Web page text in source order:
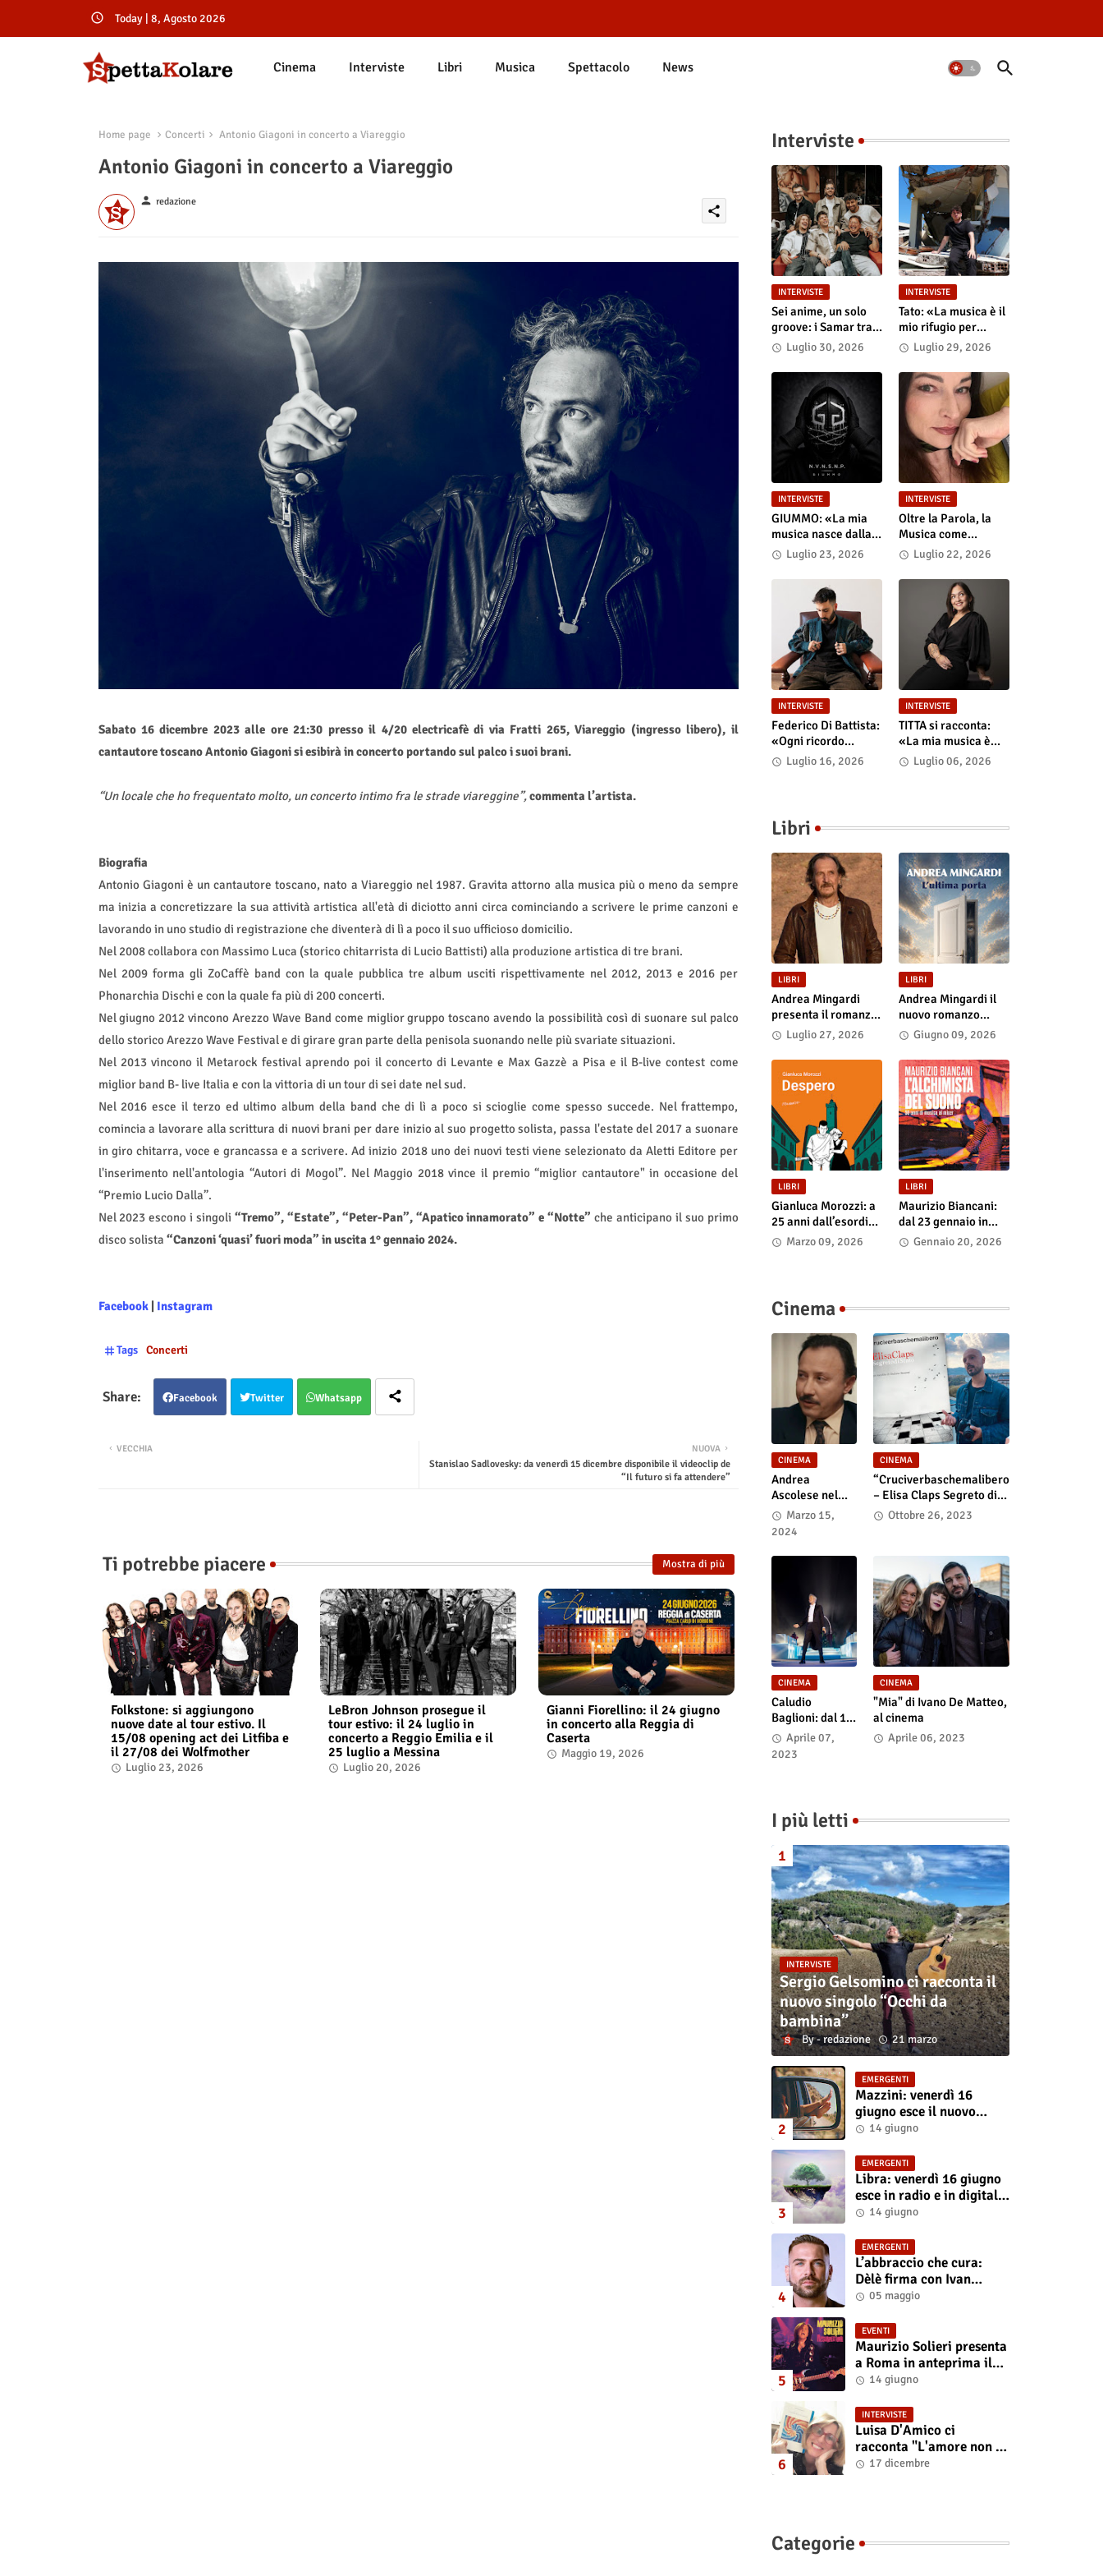
Today | 8, Agosto 2026
Cinema Interviste Libri Musica Spettacolo News
Home page Concerti Antonio Giagoni in concerto a Viareggio
Antonio Giagoni in concerto a Viareggio
person redazione
share
Sabato 16 dicembre 2023 alle ore 21:30 presso il 4/20 electricafè di via Fratti 265, Viareggio (ingresso libero), il
cantautore toscano Antonio Giagoni si esibirà in concerto portando sul palco i suoi brani.
“Un locale che ho frequentato molto, un concerto intimo fra le strade viareggine”,commenta l’artista.
Biografia
Antonio Giagoni è un cantautore toscano, nato a Viareggio nel 1987. Gravita attorno alla musica più o meno da sempre
ma inizia a concretizzare la sua attività artistica all'età di diciotto anni circa cominciando a scrivere le prime canzoni e
lavorando in uno studio di registrazione che diventerà di lì a poco il suo ufficioso domicilio.
Nel 2008 collabora con Massimo Luca (storico chitarrista di Lucio Battisti) alla produzione artistica di tre brani.
Nel 2009 forma gli ZoCaffè band con la quale pubblica tre album usciti rispettivamente nel 2012, 2013 e 2016 per
Phonarchia Dischi e con la quale fa più di 200 concerti.
Nel giugno 2012 vincono Arezzo Wave Band come miglior gruppo toscano avendo la possibilità così di suonare sul palco
dello storico Arezzo Wave Festival e di girare gran parte della penisola suonando nelle più svariate situazioni.
Nel 2013 vincono il Metarock festival aprendo poi il concerto di Levante e Max Gazzè a Pisa e il B-live contest come
miglior band B- live Italia e con la vittoria di un tour di sei date nel sud.
Nel 2016 esce il terzo ed ultimo album della band che di lì a poco si scioglie come spesso succede. Nel frattempo,
comincia a lavorare alla scrittura di nuovi brani per dare inizio al suo progetto solista, passa l'estate del 2017 a suonare
in giro chitarra, voce e grancassa e a scrivere. Ad inizio 2018 uno dei nuovi testi viene selezionato da Aletti Editore per
l'inserimento nell'antologia “Autori di Mogol”. Nel Maggio 2018 vince il premio “miglior cantautore" in occasione del
“Premio Lucio Dalla”.
Nel 2023 escono i singoli “Tremo”, “Estate”, “Peter-Pan”, “Apatico innamorato” e “Notte” che anticipano il suo primo
disco solista “Canzoni ‘quasi’ fuori moda” in uscita 1° gennaio 2024.
Facebook| Instagram
Tags Concerti
Facebook Twitter Whatsapp
NUOVA
Stanislao Sadlovesky: da venerdì 15 dicembre disponibile il videoclip de
“Il futuro si fa attendere”
VECCHIA
Ti potrebbe piacere Mostra di più
Folkstone: si aggiungono
nuove date al tour estivo. Il
15/08 opening act dei Litfiba e
il 27/08 dei Wolfmother
Luglio 23, 2026
LeBron Johnson prosegue il
tour estivo: il 24 luglio in
concerto a Reggio Emilia e il
25 luglio a Messina
Luglio 20, 2026
Gianni Fiorellino: il 24 giugno
in concerto alla Reggia di
Caserta
Maggio 19, 2026
Interviste
INTERVISTE
Sei anime, un solo
groove: i Samar tra
la magia del live e i
grandi sogni
Luglio 30, 2026
INTERVISTE
Tato: «La musica è il
mio rifugio per
riempire i nostri
"Vuoti digitali"»
Luglio 29, 2026
INTERVISTE
GIUMMO: «La mia
musica nasce dalla
realtà e dalla verità
dei contenuti»
Luglio 23, 2026
INTERVISTE
Oltre la Parola, la
Musica come
Portale: Anastasia
Anniemore 24 si
Racconta tra Poesia,
Produzione e Nuove
Luglio 22, 2026
INTERVISTE
Federico Di Battista:
«Ogni ricordo
continua a vivere nel
presente»
Luglio 16, 2026
INTERVISTE
TITTA si racconta:
«La mia musica è
uno spazio psico-
punk in cui il corpo
Luglio 06, 2026
Libri
LIBRI
Andrea Mingardi
presenta il romanzo
“L'ultima porta” il 31
luglio alla Fiera di
San Lazzaro
Luglio 27, 2026
LIBRI
Andrea Mingardi il
nuovo romanzo
“L'ultima porta”,
disponibile in
libreria e negli store
digitali
Giugno 09, 2026
LIBRI
Gianluca Morozzi: a
25 anni dall’esordio
esce l’edizione
nei principali store
digitali
Marzo 09, 2026
LIBRI
Maurizio Biancani:
dal 23 gennaio in
libreria e negli store
Gennaio 20, 2026
Cinema
CINEMA
Andrea
Ascolese nel
cast di “Race
for Glory: Audi
cinema dal 14
Marzo 15,
2024
CINEMA
“Cruciverbaschemalibero
– Elisa Claps Segreto di
Stato”. Online il docu-film
Ottobre 26, 2023
CINEMA
Caludio
Baglioni: dal 15
al 17 maggio
arriva nelle sale
Claudio"
Aprile 07,
2023
CINEMA
"Mia" di Ivano De Matteo,
al cinema
Aprile 06, 2023
I più letti
INTERVISTE
Sergio Gelsomino ci racconta il
nuovo singolo “Occhi da
bambina”
redazione 21 marzo
EMERGENTI
Mazzini: venerdì 16
giugno esce il nuovo
singolo “Se ti va”
14 giugno
EMERGENTI
Libra: venerdì 16 giugno
esce in radio e in digitale
“Isola” il singolo
14 giugno
EMERGENTI
L’abbraccio che cura:
Dèlè firma con Ivan
Tinari un brano intenso e
05 maggio
EVENTI
Maurizio Solieri presenta
a Roma in anteprima il
vinile del suo ultimo
14 giugno
INTERVISTE
Luisa D'Amico ci
racconta "L'amore non il
sangue". Intervista
17 dicembre
Categorie